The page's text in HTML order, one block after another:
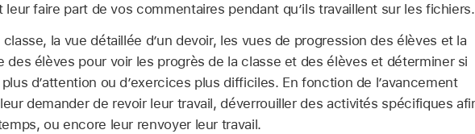
faire part de vos commentaires pendant qu’ils travaillent sur les fichiers.
la vue détaillée d’un devoir, les vues de progression des élèves et la
des élèves pour voir les progrès de la classe et des élèves et déterminer si
d’attention ou d’exercices plus difficiles. En fonction de l’avancement
demander de revoir leur travail, déverrouiller des activités spécifiques
ou encore leur renvoyer leur travail.